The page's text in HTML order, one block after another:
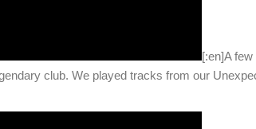
[:en]A
club. We played tracks from our